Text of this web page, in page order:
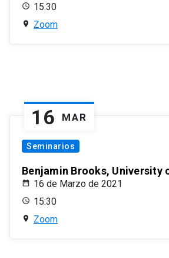
15:30
Zoom
16 MAR
Seminarios
Benjamin Brooks, University
16 de Marzo de 2021
15:30
Zoom